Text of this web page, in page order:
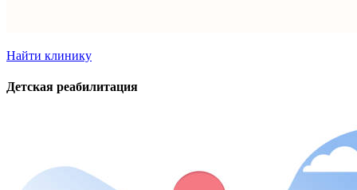
Найти клинику
Детская реабилитация